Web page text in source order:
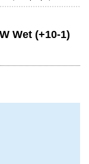
Wet (+10-1)